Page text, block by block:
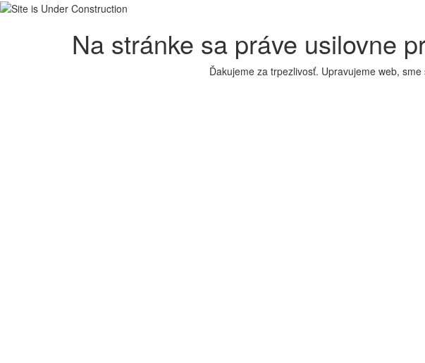
Na stránke sa práve usilovne
Ďakujeme za trpezlivosť. Upravujeme web,